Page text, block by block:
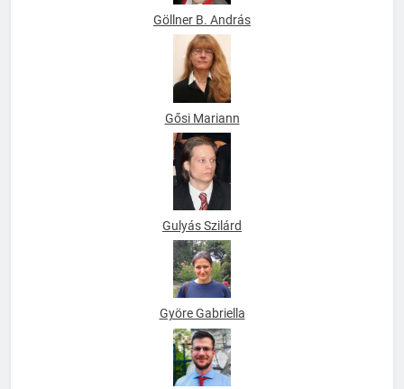
Göllner B. András
Gősi Mariann
Gulyás Szilárd
Györe Gabriella